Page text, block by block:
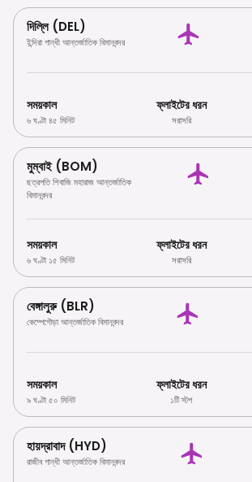
দিল্লি (DEL)
ইন্দিরা গান্ধী আন্তর্জাতিক বিমানবন্দর
সময়কাল
৬ ঘণ্টা ৪৫ মিনিট
ফ্লাইটের ধরন
সরাসরি
মুম্বাই (BOM)
ছত্রপতি শিবাজি মহারাজ আন্তর্জাতিক
বিমানবন্দর
সময়কাল
৬ ঘণ্টা ১৫ মিনিট
ফ্লাইটের ধরন
সরাসরি
বেঙ্গালুরু (BLR)
কেম্পেগৌড়া আন্তর্জাতিক বিমানবন্দর
সময়কাল
৯ ঘণ্টা ৫০ মিনিট
ফ্লাইটের ধরন
১টি স্টপ
হায়দ্রাবাদ (HYD)
রাজীব গান্ধী আন্তর্জাতিক বিমানবন্দর